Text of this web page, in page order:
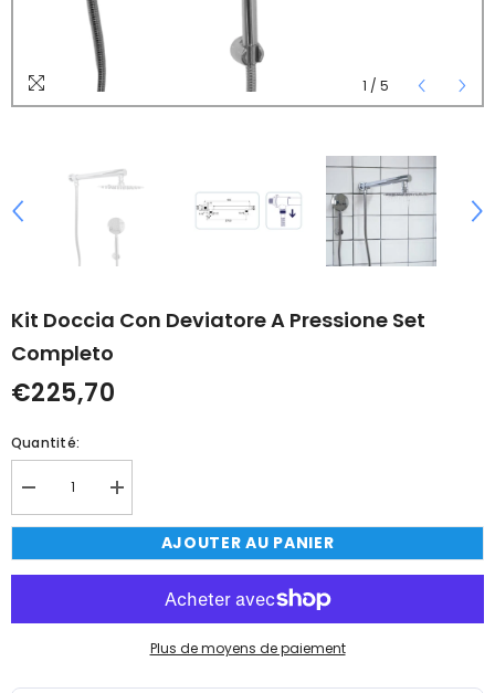
1 / 5
Kit Doccia Con Deviatore A Pressione Set
Completo
€225,70
Quantité:
Réduire
la
quantité
Kit
doccia
a
Augmenter
la
quantité
Kit
doccia
deviatore
a
pressione
AJOUTER AU PANIER
Plus de moyens de paiement